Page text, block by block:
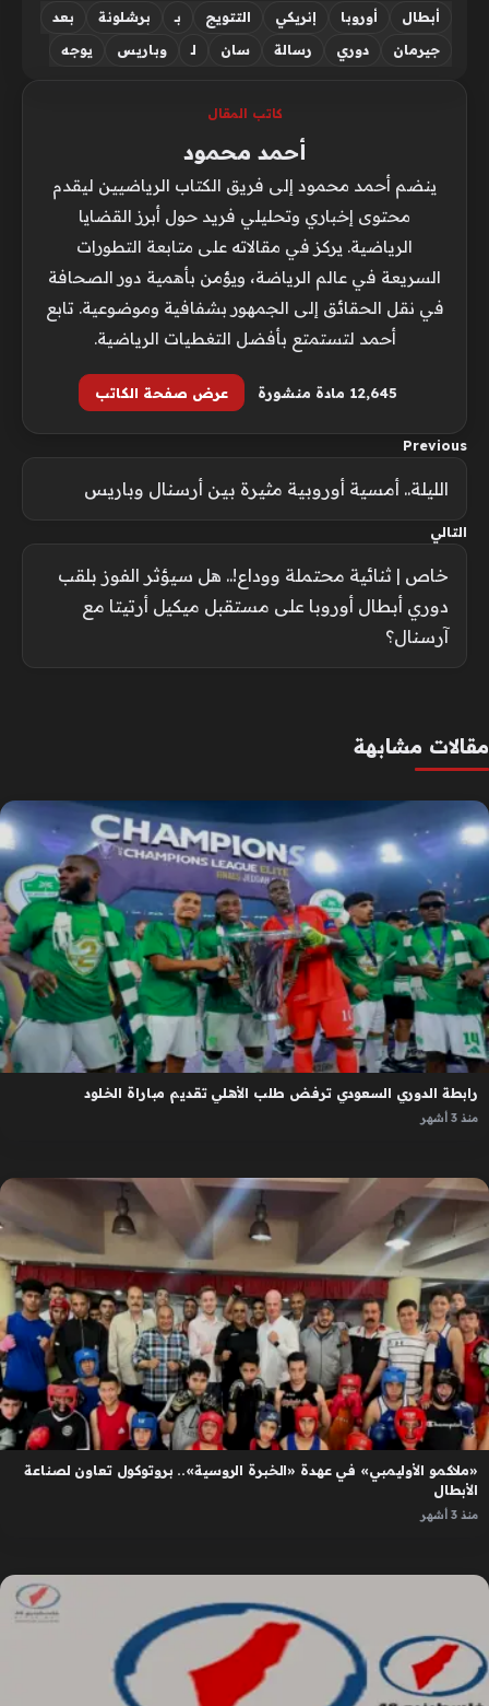
أبطال أوروبا إنريكي التتويج بـ برشلونة
بعد
جيرمان
دوري رسالة سان لـ وباريس يوجه
كاتب المقال
أحمد محمود
ينضم أحمد محمود إلى فريق الكتاب الرياضيين ليقدم
محتوى إخباري وتحليلي فريد حول أبرز القضايا
الرياضية. يركز في مقالاته على متابعة التطورات
السريعة في عالم الرياضة، ويؤمن بأهمية دور الصحافة
في نقل الحقائق إلى الجمهور بشفافية وموضوعية. تابع
أحمد لتستمتع بأفضل التغطيات الرياضية.
12٬645 مادة منشورة عرض صفحة الكاتب
Previous
الليلة.. أمسية أوروبية مثيرة بين أرسنال وباريس
التالي
خاص | ثنائية محتملة ووداع!.. هل سيؤثر الفوز بلقب
دوري أبطال أوروبا على مستقبل ميكيل أرتيتا مع
آرسنال؟
مقالات مشابهة
رابطة الدوري السعودي ترفض طلب الأهلي تقديم مباراة الخلود
منذ 3 أشهر
«ملاكمو الأوليمبي» في عهدة «الخبرة الروسية».. بروتوكول تعاون لصناعة
الأبطال
منذ 3 أشهر